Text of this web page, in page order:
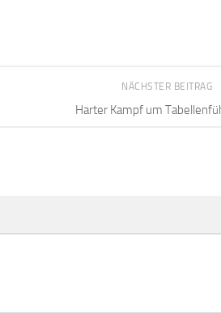
NÄCHSTER BEITRAG
Harter Kampf um